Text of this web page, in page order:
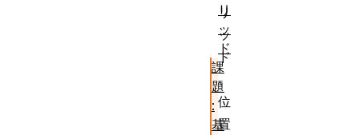
リ
ッ
ド
、
位
置
リ
ッ
ド
課
題
:
基